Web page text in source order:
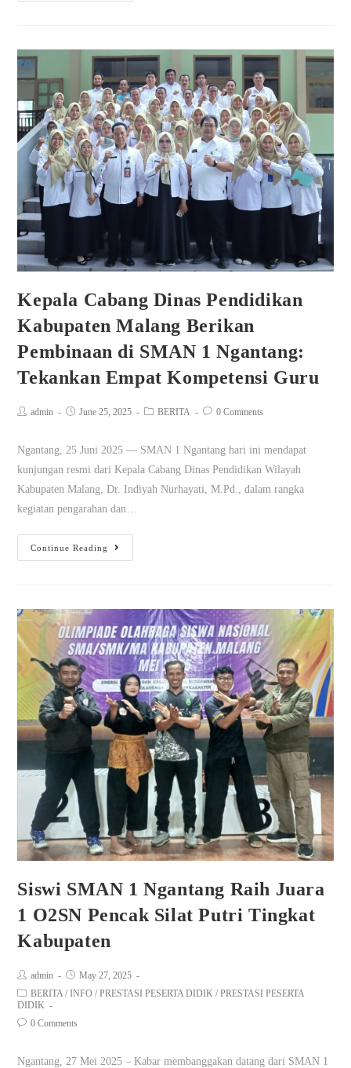
Kepala Cabang Dinas Pendidikan
Kabupaten Malang Berikan
Pembinaan di SMAN 1 Ngantang:
Tekankan Empat Kompetensi Guru
admin June 25, 2025 BERITA 0 Comments
Ngantang, 25 Juni 2025 — SMAN 1 Ngantang hari ini mendapat
kunjungan resmi dari Kepala Cabang Dinas Pendidikan Wilayah
Kabupaten Malang, Dr. Indiyah Nurhayati, M.Pd., dalam rangka
kegiatan pengarahan dan…
Continue Reading
Siswi SMAN 1 Ngantang Raih Juara
1 O2SN Pencak Silat Putri Tingkat
Kabupaten
admin
May 27, 2025
BERITA / INFO / PRESTASI PESERTA DIDIK / PRESTASI PESERTA
DIDIK
0 Comments
Ngantang, 27 Mei 2025 – Kabar membanggakan datang dari SMAN 1